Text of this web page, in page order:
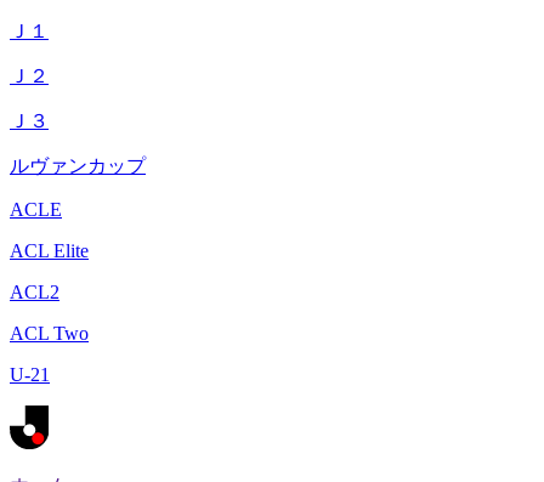
Ｊ１
Ｊ２
Ｊ３
ルヴァンカップ
ACLE
ACL Elite
ACL2
ACL Two
U-21